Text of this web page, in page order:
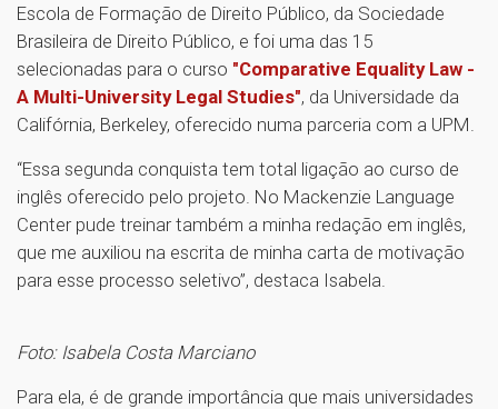
Escola de Formação de Direito Público, da Sociedade
Brasileira de Direito Público, e foi uma das 15
selecionadas para o curso "Comparative Equality Law -
A Multi-University Legal Studies", da Universidade da
Califórnia, Berkeley, oferecido numa parceria com a UPM.
“Essa segunda conquista tem total ligação ao curso de
inglês oferecido pelo projeto. No Mackenzie Language
Center pude treinar também a minha redação em inglês,
que me auxiliou na escrita de minha carta de motivação
para esse processo seletivo”, destaca Isabela.
Foto: Isabela Costa Marciano
Para ela, é de grande importância que mais universidades